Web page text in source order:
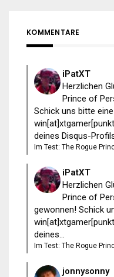
KOMMENTARE
iPatXT
Herzlichen
Prince of
Schick uns bitte
deines Disqus-
Im Test: The Rogue
iPatXT
Herzlichen
Prince of
gewonnen! Schick
deines...
Im Test: The Rogue
jonnysonny